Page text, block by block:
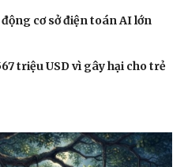
cơ sở điện toán AI lớn
triệu USD vì gây hại cho trẻ